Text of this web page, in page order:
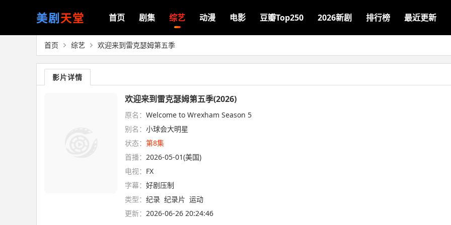
美剧天堂 首页 剧集 综艺 动漫 电影 豆瓣Top250 2026新剧 排行榜 最近更新
首页 综艺 欢迎来到雷克瑟姆第五季
影片详情
欢迎来到雷克瑟姆第五季(2026)
原名： Welcome to Wrexham Season 5
别名： 小球会大明星
状态： 第8集
首播： 2026-05-01(美国)
电视： FX
字幕： 好剧压制
类型： 纪录 纪录片 运动
更新： 2026-06-26 20:24:46